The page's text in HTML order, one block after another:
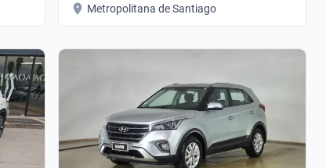
Metropolitana de Santiago